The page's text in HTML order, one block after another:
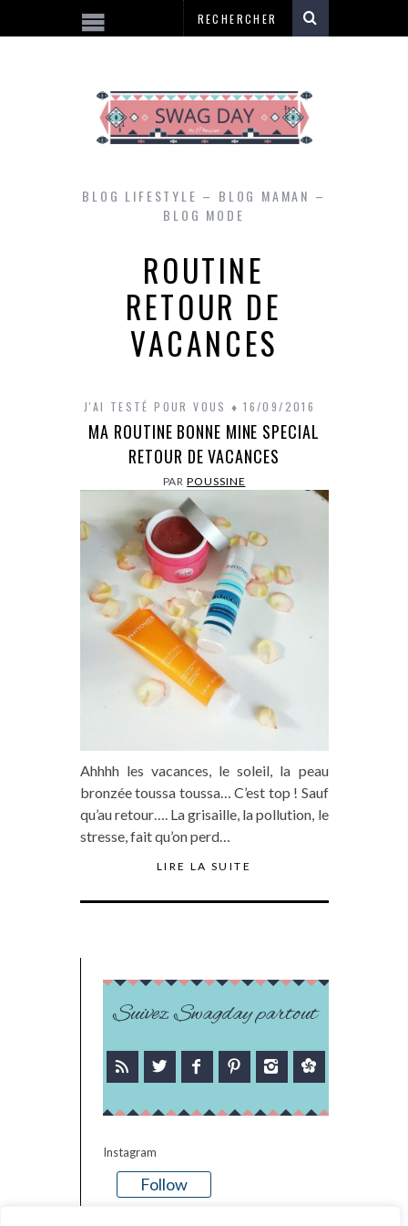
BLOG LIFESTYLE – BLOG MAMAN –
BLOG MODE
ROUTINE
RETOUR DE
VACANCES
J'AI TESTÉ POUR VOUS 16/09/2016
MA ROUTINE BONNE MINE SPECIAL
RETOUR DE VACANCES
PARPOUSSINE
Ahhhh les vacances, le soleil, la peau
bronzée toussa toussa… C’est top ! Sauf
qu’au retour…. La grisaille, la pollution, le
stresse, fait qu’on perd…
LIRE LA SUITE
Suivez Swagday partout
Instagram
Follow